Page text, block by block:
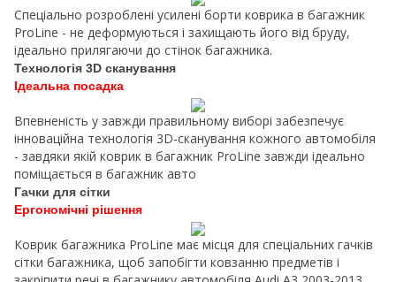
Спеціально розроблені усилені борти коврика в багажник
ProLine - не деформуються і захищають його від бруду,
ідеально прилягаючи до стінок багажника.
Технологія 3D сканування
Ідеальна посадка
Впевненість у завжди правильному виборі забезпечує
інноваційна технологія 3D-сканування кожного автомобіля
- завдяки якій коврик в багажник ProLine завжди ідеально
поміщається в багажник авто
Гачки для сітки
Ергономічні рішення
Коврик багажника ProLine має місця для спеціальних гачків
сітки багажника, щоб запобігти ковзанню предметів і